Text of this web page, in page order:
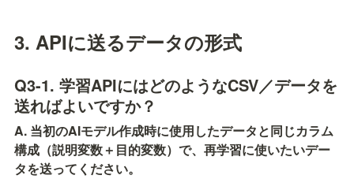
3. APIに送るデータの形式
Q3-1. 学習APIにはどのようなCSV／データを
送ればよいですか？
A. 当初のAIモデル作成時に使用したデータと同じカラム
構成（説明変数＋目的変数）で、再学習に使いたいデー
タを送ってください。